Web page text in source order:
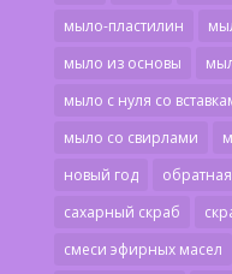
мыло-пластилин
мыло из основы
мыло с нуля со
мыло со свирлами
новый год
сахарный скраб
смеси эфирных масел